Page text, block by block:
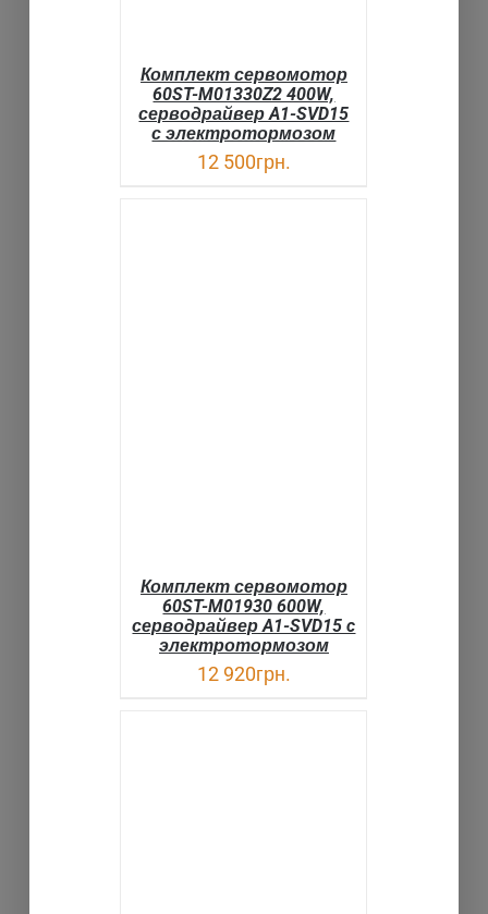
Комплект сервомотор
60ST-M01330Z2 400W,
серводрайвер A1-SVD15
с электротормозом
12 500грн.
Комплект сервомотор
60ST-M01930 600W,
серводрайвер A1-SVD15 c
электротормозом
12 920грн.